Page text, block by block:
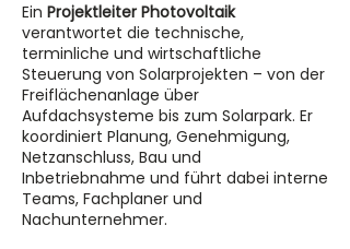
Ein Projektleiter Photovoltaik
verantwortet die technische,
terminliche und wirtschaftliche
Steuerung von Solarprojekten – von der
Freiflächenanlage über
Aufdachsysteme bis zum Solarpark. Er
koordiniert Planung, Genehmigung,
Netzanschluss, Bau und
Inbetriebnahme und führt dabei interne
Teams, Fachplaner und
Nachunternehmer.